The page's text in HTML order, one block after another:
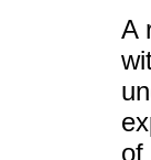
A
of